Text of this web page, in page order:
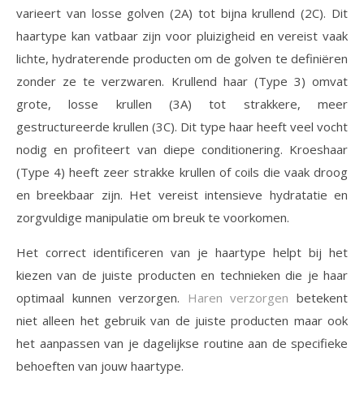
varieert van losse golven (2A) tot bijna krullend (2C). Dit
haartype kan vatbaar zijn voor pluizigheid en vereist vaak
lichte, hydraterende producten om de golven te definiëren
zonder ze te verzwaren. Krullend haar (Type 3) omvat
grote, losse krullen (3A) tot strakkere, meer
gestructureerde krullen (3C). Dit type haar heeft veel vocht
nodig en profiteert van diepe conditionering. Kroeshaar
(Type 4) heeft zeer strakke krullen of coils die vaak droog
en breekbaar zijn. Het vereist intensieve hydratatie en
zorgvuldige manipulatie om breuk te voorkomen.
Het correct identificeren van je haartype helpt bij het
kiezen van de juiste producten en technieken die je haar
optimaal kunnen verzorgen.
Haren verzorgen betekent
niet alleen het gebruik van de juiste producten maar ook
het aanpassen van je dagelijkse routine aan de specifieke
behoeften van jouw haartype.